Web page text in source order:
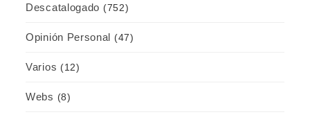
Descatalogado (752)
Opinión Personal (47)
Varios (12)
Webs (8)